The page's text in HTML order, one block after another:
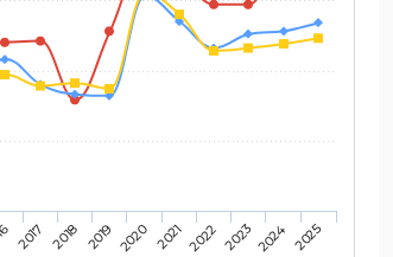
2017 2018 2019 2020 2021 2022 2023 2024 2025